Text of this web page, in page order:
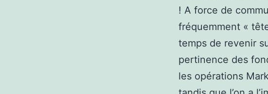
! A force de
fréquemment «
temps de revenir
pertinence des
les opérations